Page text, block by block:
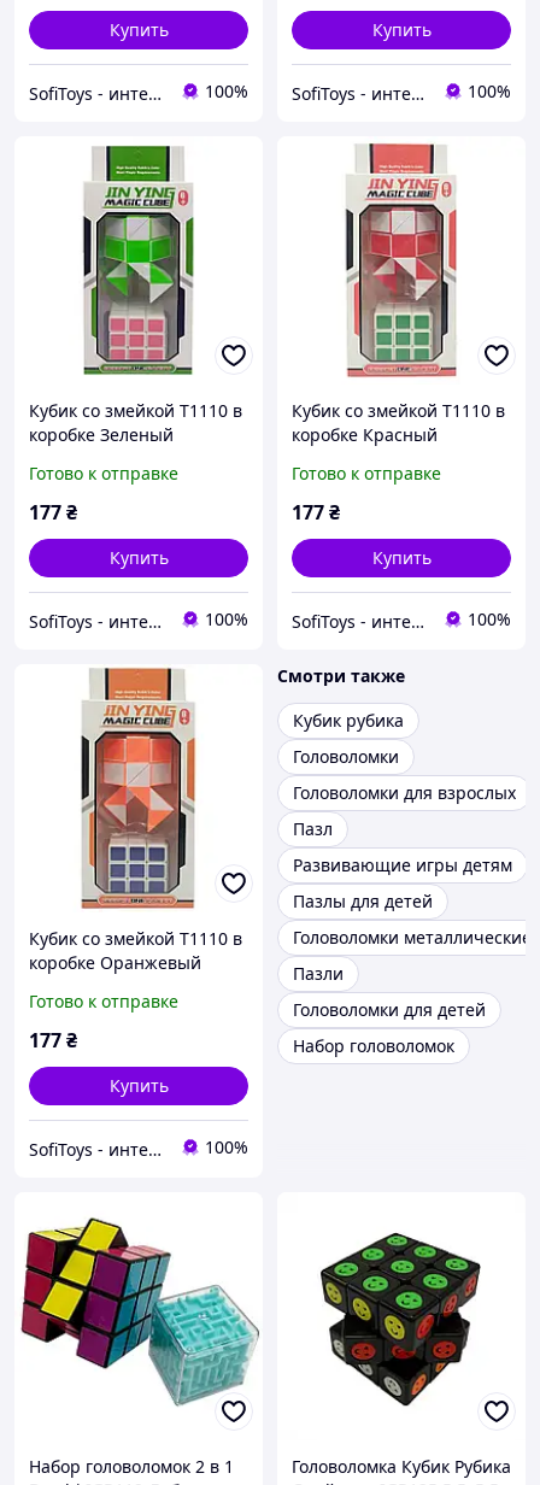
Купить
SofiToys - интернет-магазин детских игрушек в Украине 100%
Купить
SofiToys - интернет-магазин детских игрушек в Украине 100%
Кубик со змейкой T1110 в
коробке Зеленый
Готово к отправке
177₴
Купить
SofiToys - интернет-магазин детских игрушек в Украине 100%
Кубик со змейкой T1110 в
коробке Красный
Готово к отправке
177₴
Купить
SofiToys - интернет-магазин детских игрушек в Украине 100%
Кубик со змейкой T1110 в
коробке Оранжевый
Готово к отправке
177₴
Купить
SofiToys - интернет-магазин детских игрушек в Украине 100%
Смотри также
Кубик рубика
Головоломки
Головоломки для взрослых
Пазл
Развивающие игры детям
Пазлы для детей
Головоломки металлические
Пазли
Головоломки для детей
Набор головоломок
Набор головоломок 2 в 1
Головоломка Кубик Рубика